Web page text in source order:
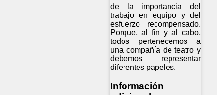
de la importancia del
trabajo en equipo y del
esfuerzo recompensado.
Porque, al fin y al cabo,
todos pertenecemos a
una compañía de teatro y
debemos representar
diferentes papeles.
Información